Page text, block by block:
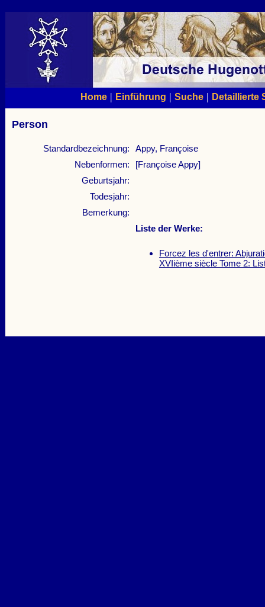
Home| Einführung | Suche| Detaillierte
Person
Standardbezeichnung:
Appy, Françoise
Nebenformen:
[Françoise Appy]
Geburtsjahr:
Todesjahr:
Bemerkung:
Liste der Werke:
Forcez les d'entrer:
XVIième siècle Tome 2: